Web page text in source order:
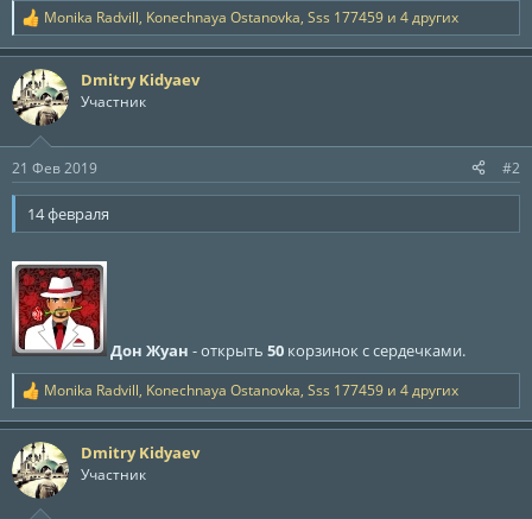
Р
е
а
к
ц
и
:
Monika Radvill, Konechnaya Ostanovka, Sss 177459 и 4 других
Dmitry Kidyaev
Участник
21 Фев 2019 #2
14 февраля
Дон Жуан - открыть 50 корзинок с сердечками.
Р
е
а
к
ц
и
Monika Radvill, Konechnaya Ostanovka, Sss 177459 и 4 других
Dmitry Kidyaev
Участник